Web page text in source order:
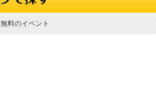
無料のイベント